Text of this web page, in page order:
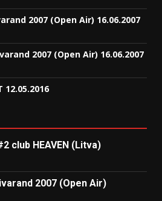
2007 (Open Air) 16.06.2007
2007 (Open Air) 16.06.2007
12.05.2016
club HEAVEN (Litva)
2007 (Open Air)